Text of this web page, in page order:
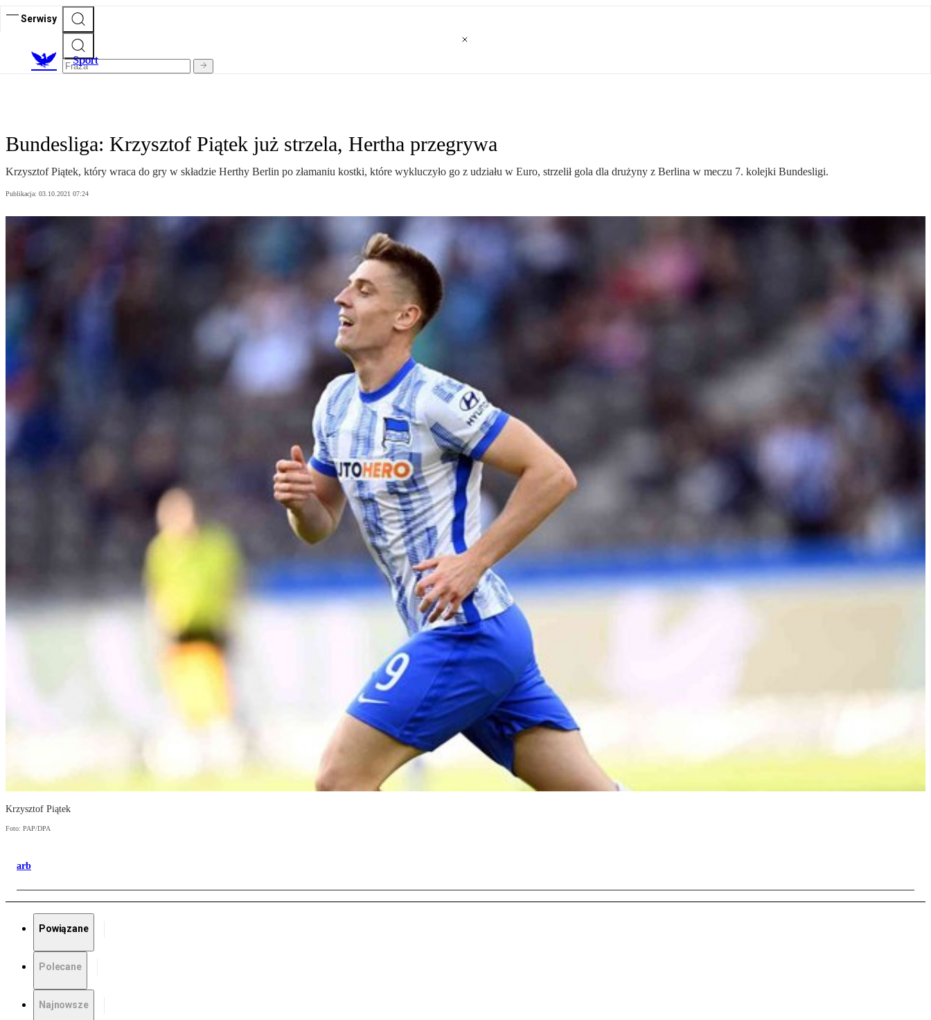
Serwisy
Sport
Bundesliga: Krzysztof Piątek już strzela, Hertha przegrywa
Krzysztof Piątek, który wraca do gry w składzie Herthy Berlin po złamaniu kostki, które wykluczyło go z udziału w Euro, strzelił gola dla drużyny z Berlina w meczu 7. kolejki Bundesligi.
Publikacja: 03.10.2021 07:24
Krzysztof Piątek
Foto: PAP/DPA
arb
Powiązane
Polecane
Najnowsze